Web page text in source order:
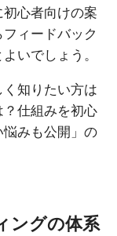
心者向けの案
ィードバック
いでしょう。
知りたい方は
？仕組みを初心
みも公開」の
ングの体系